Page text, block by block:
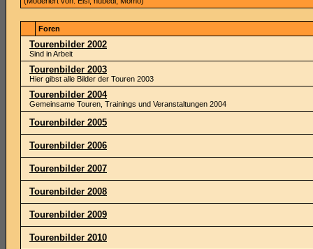
Foren
Tourenbilder 2002
Sind in Arbeit
Tourenbilder 2003
Hier gibst alle Bilder der Touren 2003
Tourenbilder 2004
Gemeinsame Touren, Trainings und Veranstaltungen 2004
Tourenbilder 2005
Tourenbilder 2006
Tourenbilder 2007
Tourenbilder 2008
Tourenbilder 2009
Tourenbilder 2010